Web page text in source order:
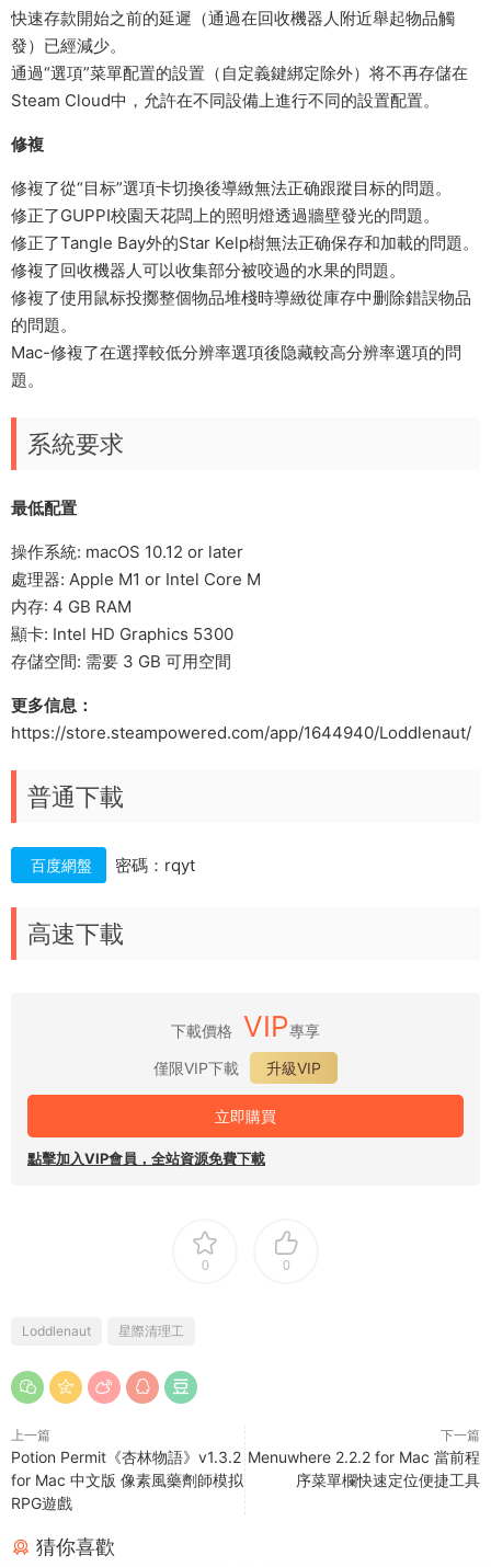
快速存款開始之前的延遲（通過在回收機器人附近舉起物品觸
發）已經減少。
通過“選項”菜單配置的設置（自定義鍵綁定除外）将不再存儲在
Steam Cloud中，允許在不同設備上進行不同的設置配置。
修複
修複了從“目标”選項卡切換後導緻無法正确跟蹤目标的問題。
修正了GUPPI校園天花闆上的照明燈透過牆壁發光的問題。
修正了Tangle Bay外的Star Kelp樹無法正确保存和加載的問題。
修複了回收機器人可以收集部分被咬過的水果的問題。
修複了使用鼠标投擲整個物品堆棧時導緻從庫存中删除錯誤物品
的問題。
Mac-修複了在選擇較低分辨率選項後隐藏較高分辨率選項的問
題。
系統要求
最低配置
操作系統: macOS 10.12 or later
處理器: Apple M1 or Intel Core M
内存: 4 GB RAM
顯卡: Intel HD Graphics 5300
存儲空間: 需要 3 GB 可用空間
更多信息：
https://store.steampowered.com/app/1644940/Loddlenaut/
普通下載
百度網盤 密碼：rqyt
高速下載
下載價格 VIP專享
僅限VIP下載
升級VIP
立即購買
點擊加入VIP會員，全站資源免費下載
0 0
Loddlenaut 星際清理工
上一篇
Potion Permit《杏林物語》v1.3.2
for Mac 中文版 像素風藥劑師模拟
RPG遊戲
下一篇
Menuwhere 2.2.2 for Mac 當前程
序菜單欄快速定位便捷工具
猜你喜歡